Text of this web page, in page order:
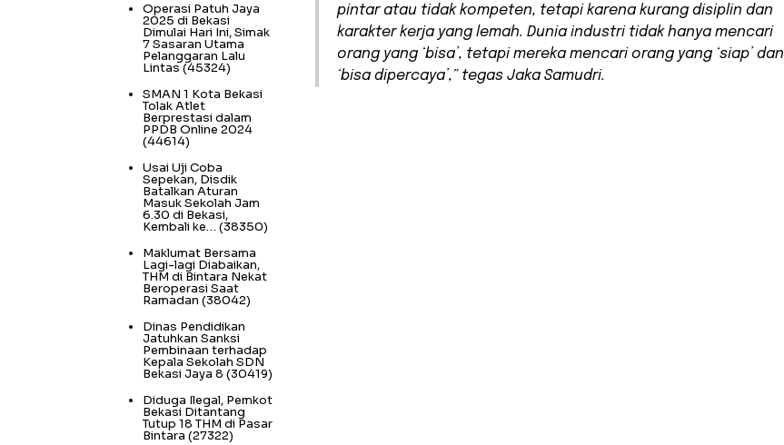
pintar atau tidak kompeten, tetapi karena kurang disiplin dan
karakter kerja yang lemah. Dunia industri tidak hanya mencari
orang yang ‘bisa’, tetapi mereka mencari orang yang ‘siap’ dan
‘bisa dipercaya’,” tegas Jaka Samudri.
Operasi Patuh Jaya
2025 di Bekasi
Dimulai Hari Ini, Simak
7 Sasaran Utama
Pelanggaran Lalu
Lintas(45324)
SMAN 1 Kota Bekasi
Tolak Atlet
Berprestasi dalam
PPDB Online 2024
(44614)
Usai Uji Coba
Sepekan, Disdik
Batalkan Aturan
Masuk Sekolah Jam
6.30 di Bekasi,
Kembali ke… (38350)
Maklumat Bersama
Lagi-lagi Diabaikan,
THM di Bintara Nekat
Beroperasi Saat
Ramadan (38042)
Dinas Pendidikan
Jatuhkan Sanksi
Pembinaan terhadap
Kepala Sekolah SDN
Bekasi Jaya 8 (30419)
Diduga Ilegal, Pemkot
Bekasi Ditantang
Tutup 18 THM di Pasar
Bintara (27322)